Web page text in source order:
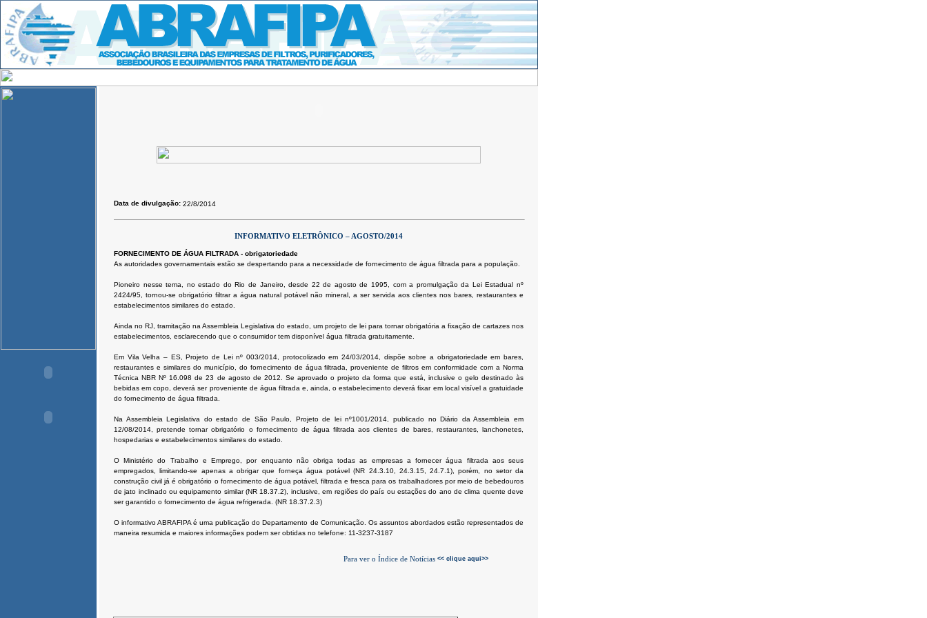
Data de divulgação: 22/8/2014
INFORMATIVO ELETRÔNICO – AGOSTO/2014
FORNECIMENTO DE ÁGUA FILTRADA - obrigatoriedade
As autoridades governamentais estão se despertando para a necessidade de fornecimento de água filtrada para a população.
Pioneiro nesse tema, no estado do Rio de Janeiro, desde 22 de agosto de 1995, com a promulgação da Lei Estadual nº
2424/95, tornou-se obrigatório filtrar a água natural potável não mineral, a ser servida aos clientes nos bares, restaurantes e
estabelecimentos similares do estado.
Ainda no RJ, tramitação na Assembleia Legislativa do estado, um projeto de lei para tornar obrigatória a fixação de cartazes nos
estabelecimentos, esclarecendo que o consumidor tem disponível água filtrada gratuitamente.
Em Vila Velha – ES, Projeto de Lei nº 003/2014, protocolizado em 24/03/2014, dispõe sobre a obrigatoriedade em bares,
restaurantes e similares do município, do fornecimento de água filtrada, proveniente de filtros em conformidade com a Norma
Técnica NBR Nº 16.098 de 23 de agosto de 2012. Se aprovado o projeto da forma que está, inclusive o gelo destinado às
bebidas em copo, deverá ser proveniente de água filtrada e, ainda, o estabelecimento deverá fixar em local visível a gratuidade
do fornecimento de água filtrada.
Na Assembleia Legislativa do estado de São Paulo, Projeto de lei nº1001/2014, publicado no Diário da Assembleia em
12/08/2014, pretende tornar obrigatório o fornecimento de água filtrada aos clientes de bares, restaurantes, lanchonetes,
hospedarias e estabelecimentos similares do estado.
O Ministério do Trabalho e Emprego, por enquanto não obriga todas as empresas a fornecer água filtrada aos seus
empregados, limitando-se apenas a obrigar que forneça água potável (NR 24.3.10, 24.3.15, 24.7.1), porém, no setor da
construção civil já é obrigatório o fornecimento de água potável, filtrada e fresca para os trabalhadores por meio de bebedouros
de jato inclinado ou equipamento similar (NR 18.37.2), inclusive, em regiões do país ou estações do ano de clima quente deve
ser garantido o fornecimento de água refrigerada. (NR 18.37.2.3)
O informativo ABRAFIPA é uma publicação do Departamento de Comunicação. Os assuntos abordados estão representados de
maneira resumida e maiores informações podem ser obtidas no telefone: 11-3237-3187
Para ver o Índice de Notícias << clique aqui>>